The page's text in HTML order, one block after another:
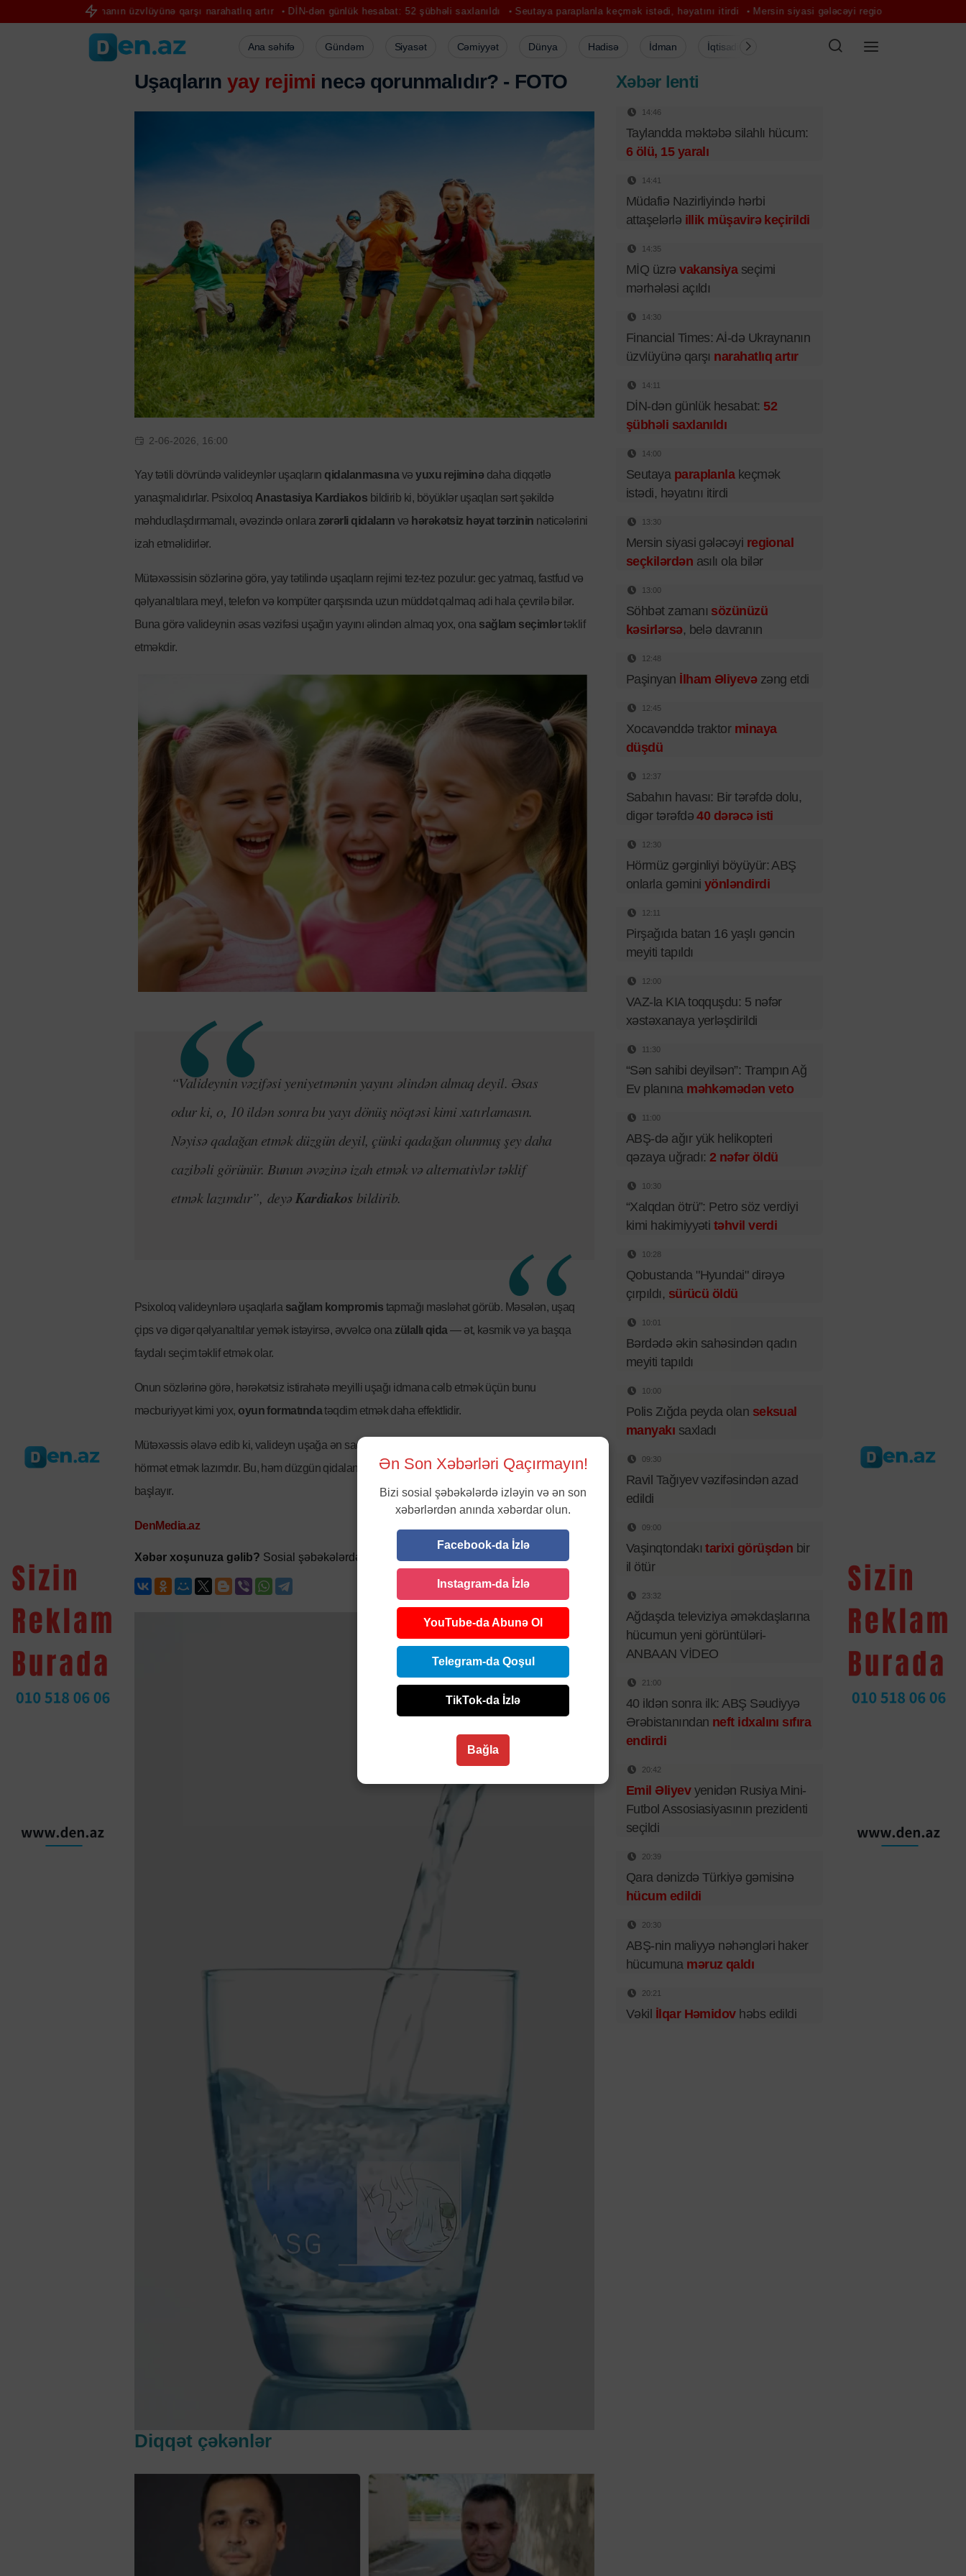
üzvlüyünə qarşı narahatlıq artır DİN-dən günlük hesabat: 52 şübhəli saxlanıldı Seutaya paraplanla keçmək istədi, həyatını itirdi Mersin siyasi gələcəyi regional seçkilərdən asılı ola bilər
Ana səhifə Gündəm Siyasət Cəmiyyət Dünya Hadisə İdman İqtisadiyyat Şou-biznes Müsahibə
Uşaqların yay rejimi necə qorunmalıdır? - FOTO
2-06-2026, 16:00
Yay tətili dövründə valideynlər uşaqların qidalanmasınavəyuxu rejiminə daha diqqətlə
yanaşmalıdırlar. Psixoloq Anastasiya Kardiakos bildirib ki, böyüklər uşaqları sərt şəkildə
məhdudlaşdırmamalı, əvəzində onlara zərərli qidaların və hərəkətsiz həyat tərzinin nəticələrini
izah etməlidirlər.
Mütəxəssisin sözlərinə görə, yay tətilində uşaqların rejimi tez-tez pozulur: gec yatmaq, fastfud və
qəlyanaltılara meyl, telefon və kompüter qarşısında uzun müddət qalmaq adi hala çevrilə bilər.
Buna görə valideynin əsas vəzifəsi uşağın yayını əlindən almaq yox, ona sağlam seçimlərtəklif
etməkdir.
“Valideynin vəzifəsi yeniyetmənin yayını əlindən almaq deyil. Əsas
odur ki, o, 10 ildən sonra bu yayı dönüş nöqtəsi kimi xatırlamasın.
Nəyisə qadağan etmək düzgün deyil, çünki qadağan olunmuş şey daha
cazibəli görünür. Bunun əvəzinə izah etmək və alternativlər təklif
etmək lazımdır”, deyəKardiakos bildirib.
Psixoloq valideynlərə uşaqlarla sağlam kompromis tapmağı məsləhət görüb. Məsələn, uşaq
çips və digər qəlyanaltılar yemək istəyirsə, əvvəlcə ona zülallı qida— ət, kəsmik və ya başqa
faydalı seçim təklif etmək olar.
Onun sözlərinə görə, hərəkətsiz istirahətə meyilli uşağı idmana cəlb etmək üçün bunu
məcburiyyət kimi yox, oyun formatındatəqdim etmək daha effektlidir.
Mütəxəssis əlavə edib ki, valideyn uşağa ən sadə, amma vacib fikri çatdırmalıdır: öz bədəninə
hörmət etmək lazımdır. Bu, həm düzgün qidalanma, həm hərəkət, həm də normal yuxu rejimi ilə
başlayır.
DenMedia.az
Xəbər xoşunuza gəlib? Sosial şəbəkələrdə paylaşın
Diqqət çəkənlər
Xəbər lenti
14:46
Taylandda məktəbə silahlı hücum:
6 ölü, 15 yaralı
14:41
Müdafiə Nazirliyində hərbi
attaşelərlə illik müşavirə keçirildi
14:35
MİQ üzrəvakansiyaseçimi
mərhələsi açıldı
14:30
Financial Times: Aİ-də Ukraynanın
üzvlüyünə qarşı narahatlıq artır
14:11
DİN-dən günlük hesabat: 52
şübhəli saxlanıldı
14:00
Seutaya paraplanlakeçmək
istədi, həyatını itirdi
13:30
Mersin siyasi gələcəyi regional
seçkilərdən asılı ola bilər
13:00
Söhbət zamanı sözünüzü
kəsirlərsə, belə davranın
12:48
Paşinyan İlham Əliyevəzəng etdi
12:45
Xocavənddə traktor minaya
düşdü
12:37
Sabahın havası: Bir tərəfdə dolu,
digər tərəfdə40 dərəcə isti
12:30
Hörmüz gərginliyi böyüyür: ABŞ
onlarla gəmini yönləndirdi
12:11
Pirşağıda batan 16 yaşlı gəncin
meyiti tapıldı
12:00
VAZ-la KIA toqquşdu: 5 nəfər
xəstəxanaya yerləşdirildi
11:30
“Sən sahibi deyilsən”: Trampın Ağ
Ev planına məhkəmədən veto
11:00
ABŞ-də ağır yük helikopteri
qəzaya uğradı: 2 nəfər öldü
10:30
“Xalqdan ötrü”: Petro söz verdiyi
kimi hakimiyyəti təhvil verdi
10:28
Qobustanda "Hyundai" dirəyə
çırpıldı, sürücü öldü
10:01
Bərdədə əkin sahəsindən qadın
meyiti tapıldı
10:00
Polis Zığda peyda olan seksual
manyakı saxladı
09:30
Ravil Tağıyev vəzifəsindən azad
edildi
09:00
Vaşinqtondakıtarixi görüşdən bir
il ötür
23:32
Ağdaşda televiziya əməkdaşlarına
hücumun yeni görüntüləri-
ANBAAN VİDEO
21:00
40 ildən sonra ilk: ABŞ Səudiyyə
Ərəbistanından neft idxalını sıfıra
endirdi
20:42
Emil Əliyevyenidən Rusiya Mini-
Futbol Assosiasiyasının prezidenti
seçildi
20:39
Qara dənizdə Türkiyə gəmisinə
hücum edildi
20:30
ABŞ-nin maliyyə nəhəngləri haker
hücumuna məruz qaldı
20:21
Vəkil İlqar Həmidovhəbs edildi
Ən Son Xəbərləri Qaçırmayın!
Bizi sosial şəbəkələrdə izləyin və ən son
xəbərlərdən anında xəbərdar olun.
Facebook-da İzlə
Instagram-da İzlə
YouTube-da Abunə Ol
Telegram-da Qoşul
TikTok-da İzlə
Bağla